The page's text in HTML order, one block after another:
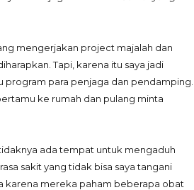
mengerjakan project majalah dan
Tapi, karena itu saya jadi
program para penjaga dan pendamping.
ke rumah dan pulang minta
ada tempat untuk mengaduh
sakit yang tidak bisa saya tangani
karena mereka paham beberapa obat